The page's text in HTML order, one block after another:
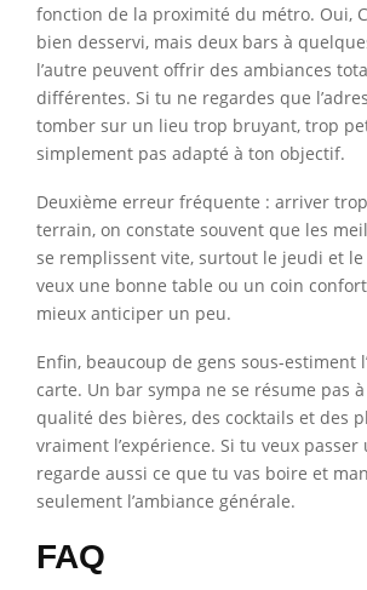
fonction de la proximité du métro. Oui,
bien desservi, mais deux bars à
l’autre peuvent offrir des ambiances
différentes. Si tu ne regardes que
tomber sur un lieu trop bruyant, trop
simplement pas adapté à ton objectif.
Deuxième erreur fréquente : arriver
terrain, on constate souvent que les
se remplissent vite, surtout le jeudi et
veux une bonne table ou un coin
mieux anticiper un peu.
Enfin, beaucoup de gens sous-estiment
carte. Un bar sympa ne se résume pas
qualité des bières, des cocktails et des
vraiment l’expérience. Si tu veux
regarde aussi ce que tu vas boire et
seulement l’ambiance générale.
FAQ